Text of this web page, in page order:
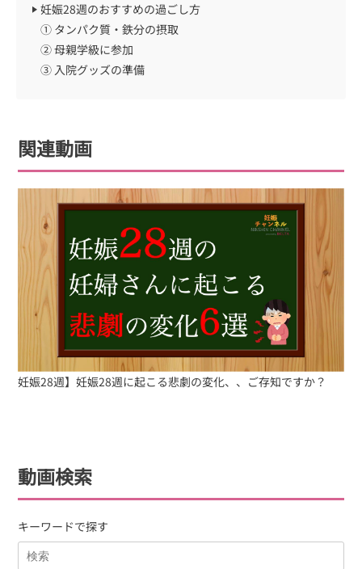
妊娠28週のおすすめの過ごし方
① タンパク質・鉄分の摂取
② 母親学級に参加
③ 入院グッズの準備
関連動画
妊娠28週】妊娠28週に起こる悲劇の変化、、ご存知ですか？
動画検索
キーワードで探す